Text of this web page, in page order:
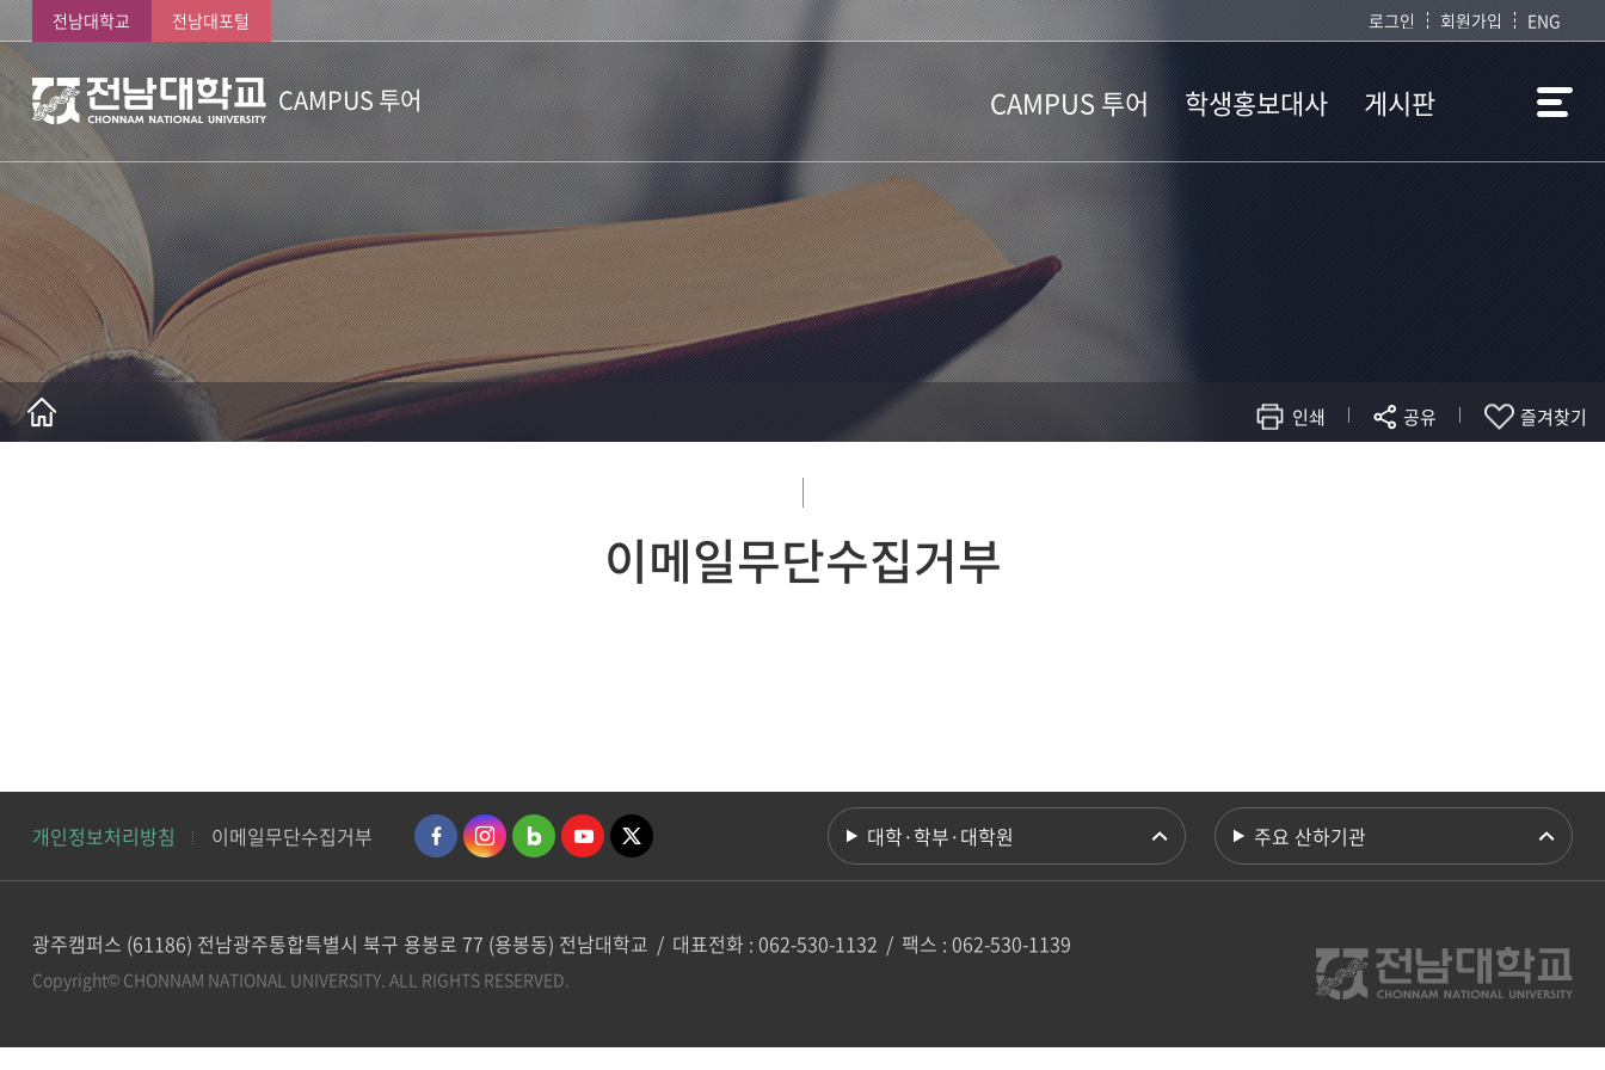
전남대학교 전남대포털 로그인 회원가입 ENG
CAMPUS 투어 CAMPUS 투어
CAMPUS 투어 안내
CAMPUS 투어 신청
CAMPUS 투어 코스
VR CAMPUS 투어
투어 갤러리
오시는길
학생홍보대사
학생홍보대사란
학생홍보대사 소개
학생홍보대사
커뮤니티
게시판
공지사항
자주묻는질문
묻고답하기
인쇄 공유 즐겨찾기
이메일무단수집거부
개인정보처리방침 이메일무단수집거부 대학·학부·대학원 주요 산하기관
광주캠퍼스 (61186) 전남광주통합특별시 북구 용봉로 77 (용봉동) 전남대학교 / 대표전화 : 062-530-1132 / 팩스 : 062-530-1139
Copyright© CHONNAM NATIONAL UNIVERSITY. ALL RIGHTS RESERVED.